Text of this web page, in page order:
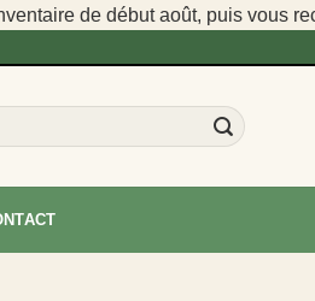
de début août, puis vous